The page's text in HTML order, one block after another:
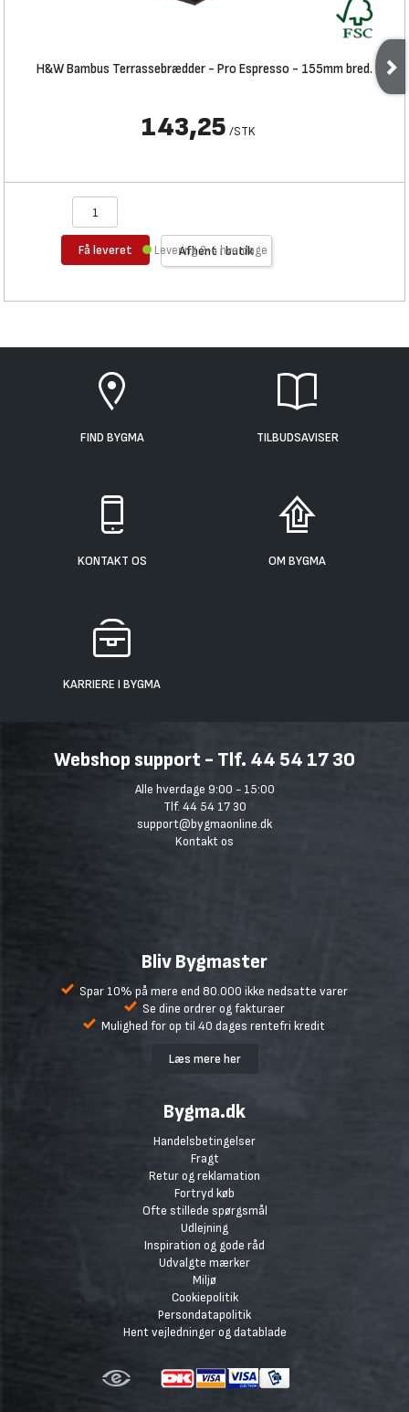
H&W Bambus Terrassebrædder - Pro Espresso - 155mm bred.
143,25 /STK
Få leveret Afhent i butik
Levering 2-4 hverdage
FIND BYGMA TILBUDSAVISER
KONTAKT OS OM BYGMA
KARRIERE I BYGMA
Webshop support - Tlf. 44 54 17 30
Alle hverdage 9:00 - 15:00
Tlf. 44 54 17 30
support@bygmaonline.dk
Kontakt os
Bliv Bygmaster
Spar 10% på mere end 80.000 ikke nedsatte varer
Se dine ordrer og fakturaer
Mulighed for op til 40 dages rentefri kredit
Læs mere her
Bygma.dk
Handelsbetingelser
Fragt
Retur og reklamation
Fortryd køb
Ofte stillede spørgsmål
Udlejning
Inspiration og gode råd
Udvalgte mærker
Miljø
Cookiepolitik
Persondatapolitik
Hent vejledninger og datablade